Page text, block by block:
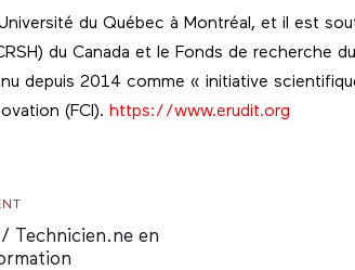
du Québec à Montréal, et il est
du Canada et le Fonds de recherche
depuis 2014 comme « initiative
(FCI). https://www.erudit.org
Technicien.ne en